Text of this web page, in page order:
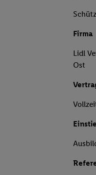
Firma
Lidl
Ost